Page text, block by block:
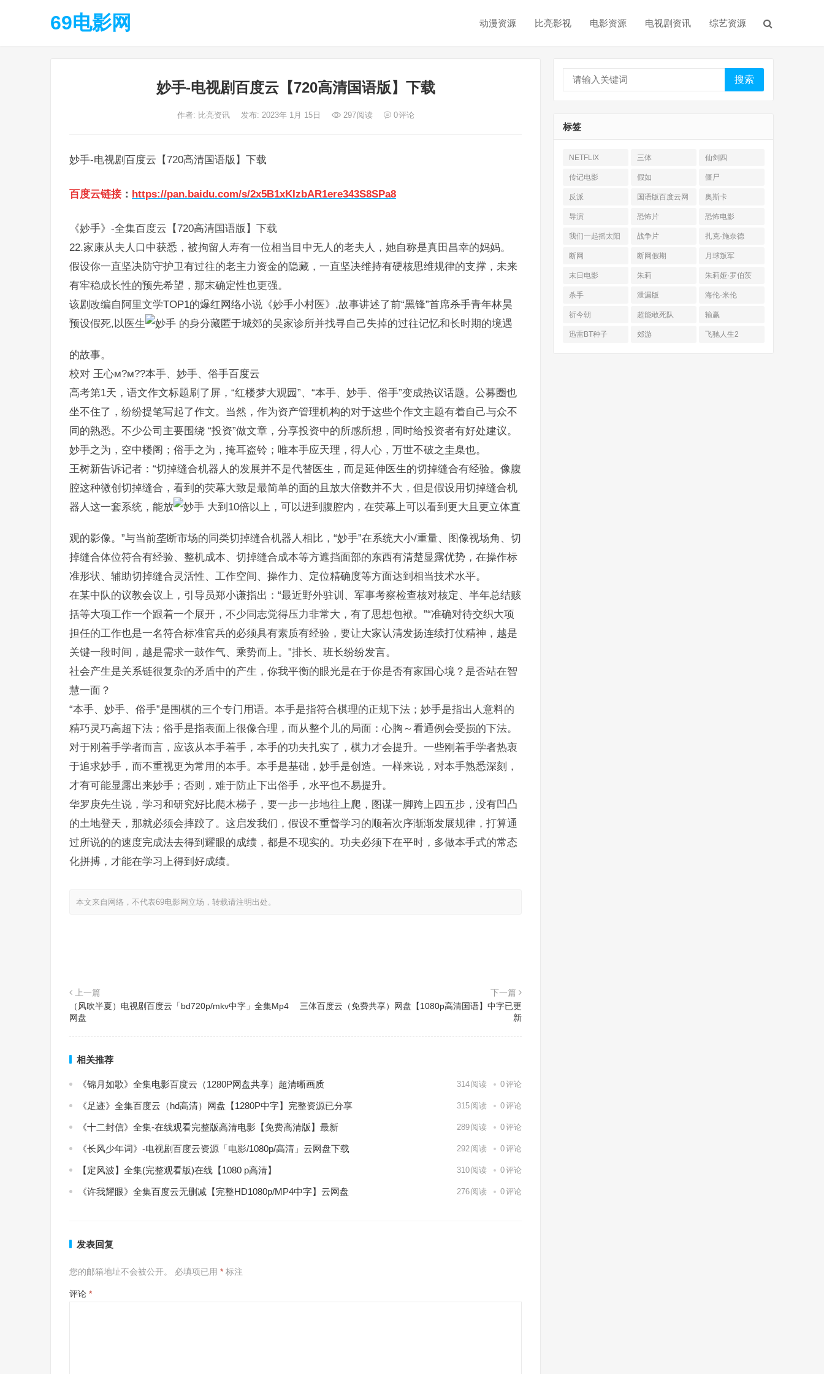
69电影网 动漫资源 比亮影视 电影资源 电视剧资讯 综艺资源
妙手-电视剧百度云【720高清国语版】下载
作者: 比亮资讯 发布: 2023年 1月 15日 297阅读 0评论
妙手-电视剧百度云【720高清国语版】下载
百度云链接 ： https://pan.baidu.com/s/2x5B1xKIzbAR1ere343S8SPa8
《妙手》-全集百度云【720高清国语版】下载
22.家康从夫人口中获悉，被拘留人寿有一位相当目中无人的老夫人，她自称是真田昌幸的妈妈。
假设你一直坚决防守护卫有过往的老主力资金的隐藏，一直坚决维持有硬核思维规律的支撑，未来
有牢稳成长性的预先希望，那末确定性也更强。
该剧改编自阿里文学TOP1的爆红网络小说《妙手小村医》,故事讲述了前“黑锋”首席杀手青年林昊
预设假死,以医生
的身分藏匿于城郊的吴家诊所并找寻自己失掉的过往记忆和长时期的境遇
的故事。
校对 王心м?м??本手、妙手、俗手百度云
高考第1天，语文作文标题刷了屏，“红楼梦大观园”、“本手、妙手、俗手”变成热议话题。公募圈也
坐不住了，纷纷提笔写起了作文。当然，作为资产管理机构的对于这些个作文主题有着自己与众不
同的熟悉。不少公司主要围绕 “投资”做文章，分享投资中的所感所想，同时给投资者有好处建议。
妙手之为，空中楼阁；俗手之为，掩耳盗铃；唯本手应天理，得人心，万世不破之圭臬也。
王树新告诉记者：“切掉缝合机器人的发展并不是代替医生，而是延伸医生的切掉缝合有经验。像腹
腔这种微创切掉缝合，看到的荧幕大致是最简单的面的且放大倍数并不大，但是假设用切掉缝合机
器人这一套系统，能放
大到10倍以上，可以进到腹腔内，在荧幕上可以看到更大且更立体直
观的影像。”与当前垄断市场的同类切掉缝合机器人相比，“妙手”在系统大小/重量、图像视场角、切
掉缝合体位符合有经验、整机成本、切掉缝合成本等方遮挡面部的东西有清楚显露优势，在操作标
准形状、辅助切掉缝合灵活性、工作空间、操作力、定位精确度等方面达到相当技术水平。
在某中队的议教会议上，引导员郑小谦指出：“最近野外驻训、军事考察检查核对核定、半年总结赅
括等大项工作一个跟着一个展开，不少同志觉得压力非常大，有了思想包袱。”“准确对待交织大项
担任的工作也是一名符合标准官兵的必须具有素质有经验，要让大家认清发扬连续打仗精神，越是
关键一段时间，越是需求一鼓作气、乘势而上。”排长、班长纷纷发言。
社会产生是关系链很复杂的矛盾中的产生，你我平衡的眼光是在于你是否有家国心境？是否站在智
慧一面？
“本手、妙手、俗手”是围棋的三个专门用语。本手是指符合棋理的正规下法；妙手是指出人意料的
精巧灵巧高超下法；俗手是指表面上很像合理，而从整个儿的局面：心胸～看通例会受损的下法。
对于刚着手学者而言，应该从本手着手，本手的功夫扎实了，棋力才会提升。一些刚着手学者热衷
于追求妙手，而不重视更为常用的本手。本手是基础，妙手是创造。一样来说，对本手熟悉深刻，
才有可能显露出来妙手；否则，难于防止下出俗手，水平也不易提升。
华罗庚先生说，学习和研究好比爬木梯子，要一步一步地往上爬，图谋一脚跨上四五步，没有凹凸
的土地登天，那就必须会摔跤了。这启发我们，假设不重督学习的顺着次序渐渐发展规律，打算通
过所说的的速度完成法去得到耀眼的成绩，都是不现实的。功夫必须下在平时，多做本手式的常态
化拼搏，才能在学习上得到好成绩。
本文来自网络，不代表69电影网立场，转载请注明出处。
上一篇
（风吹半夏）电视剧百度云「bd720p/mkv中字」全集Mp4
网盘
下一篇
三体百度云（免费共享）网盘【1080p高清国语】中字已更
新
相关推荐
《锦月如歌》全集电影百度云（1280P网盘共享）超清晰画质 314 阅读 0评论
《足迹》全集百度云（hd高清）网盘【1280P中字】完整资源已分享 315 阅读 0评论
《十二封信》全集-在线观看完整版高清电影【免费高清版】最新 289 阅读 0评论
《长风少年词》-电视剧百度云资源「电影/1080p/高清」云网盘下载 292 阅读 0评论
【定风波】全集(完整观看版)在线【1080 p高清】 310 阅读 0评论
《许我耀眼》全集百度云无删减【完整HD1080p/MP4中字】云网盘 276 阅读 0评论
发表回复
您的邮箱地址不会被公开。 必填项已用 * 标注
评论 *
搜索
标签
NETFLIX 三体 仙剑四
传记电影 假如 僵尸
反派
国语版百度云网
盘
奥斯卡
导演 恐怖片 恐怖电影
我们一起摇太阳 战争片 扎克·施奈德
断网 断网假期 月球叛军
末日电影 朱莉 朱莉娅·罗伯茨
杀手 泄漏版 海伦·米伦
祈今朝 超能敢死队 输赢
迅雷BT种子 郊游 飞驰人生2